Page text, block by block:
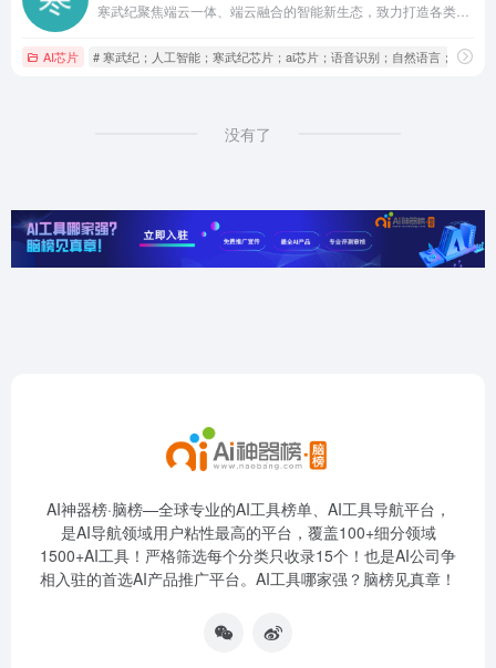
AI芯片 # 寒武纪；人工智能；寒武纪芯片；ai芯片；语音识别；自然语言；计算
没有了
AI神器榜·脑榜—全球专业的AI工具榜单、AI工具导航平台，
是AI导航领域用户粘性最高的平台，覆盖100+细分领域
1500+AI工具！严格筛选每个分类只收录15个！也是AI公司争
相入驻的首选AI产品推广平台。AI工具哪家强？脑榜见真章！